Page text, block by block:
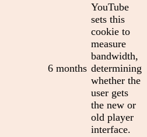
6 months
YouTube
sets this
cookie to
measure
bandwidth,
determining
whether the
user gets
the new or
old player
interface.